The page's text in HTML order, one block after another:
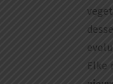
Elke